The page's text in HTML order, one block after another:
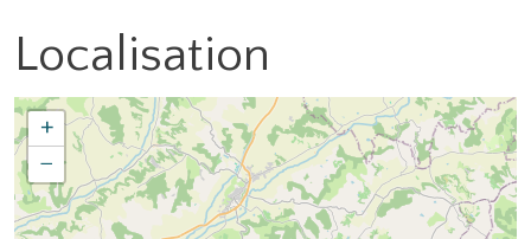
Localisation
+
−